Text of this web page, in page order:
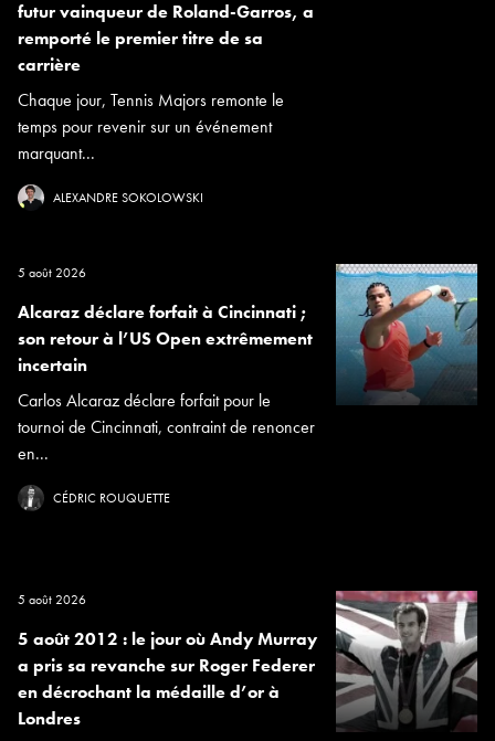
futur vainqueur de Roland-Garros, a
remporté le premier titre de sa
carrière
Chaque jour, Tennis Majors remonte le
temps pour revenir sur un événement
marquant...
ALEXANDRE SOKOLOWSKI
5 août 2026
Alcaraz déclare forfait à Cincinnati ;
son retour à l’US Open extrêmement
incertain
Carlos Alcaraz déclare forfait pour le
tournoi de Cincinnati, contraint de renoncer
en...
CÉDRIC ROUQUETTE
5 août 2026
5 août 2012 : le jour où Andy Murray
a pris sa revanche sur Roger Federer
en décrochant la médaille d’or à
Londres